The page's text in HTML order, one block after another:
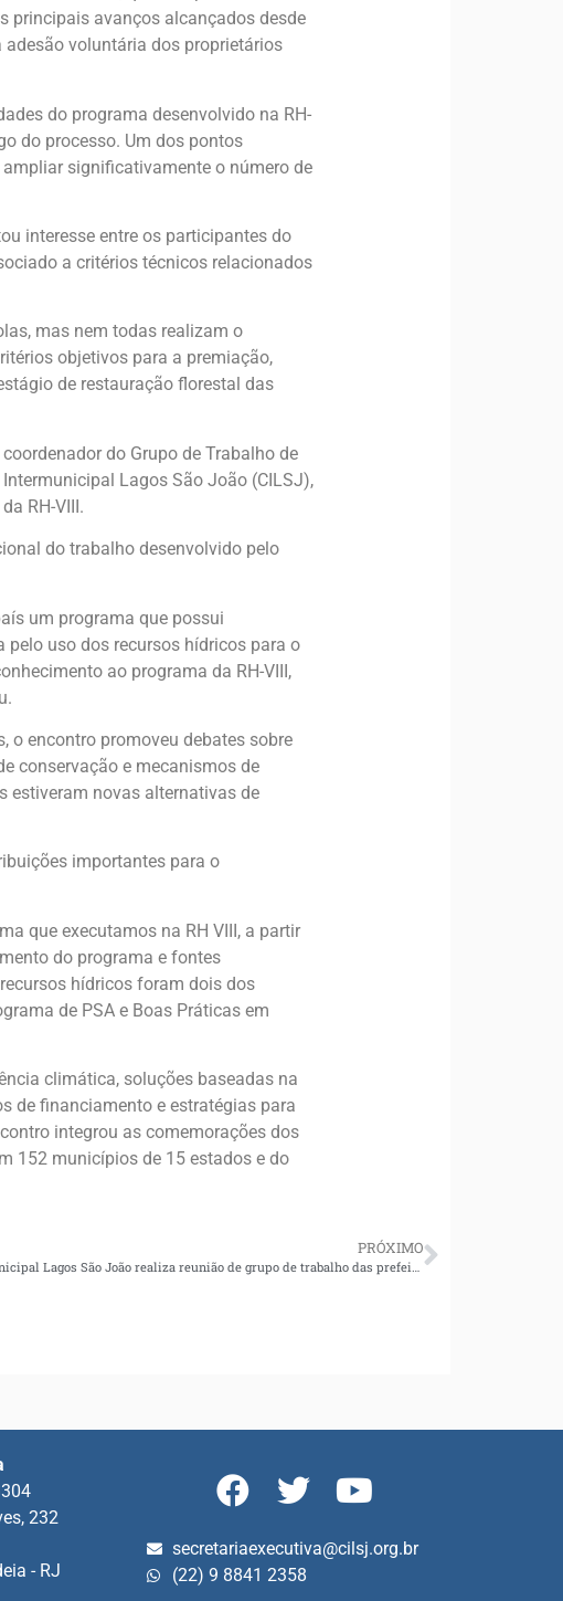
principais avanços alcançados desde
voluntária dos proprietários
do programa desenvolvido na RH-
do processo. Um dos pontos
significativamente o número de
interesse entre os participantes do
a critérios técnicos relacionados
mas nem todas realizam o
objetivos para a premiação,
de restauração florestal das
do Grupo de Trabalho de
Lagos São João (CILSJ),
RH-VIII.
do trabalho desenvolvido pelo
um programa que possui
uso dos recursos hídricos para o
ao programa da RH-VIII,
o encontro promoveu debates sobre
conservação e mecanismos de
estiveram novas alternativas de
importantes para o
que executamos na RH VIII, a partir
do programa e fontes
hídricos foram dois dos
de PSA e Boas Práticas em
climática, soluções baseadas na
de financiamento e estratégias para
integrou as comemorações dos
152 municípios de 15 estados e do
PRÓXIMO
232
- RJ
secretariaexecutiva@cilsj.org.br
(22) 9 8841 2358